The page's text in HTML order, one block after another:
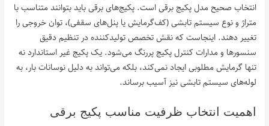
انتخاب صحیح مدل پکیج برقی است. پکیج‌های برقی باید بتوانند متناسب با
متراژ و نوع سیستم تابشی (کف‌گرمایش یا پنل‌های سقفی)، توان خروجی را
تغییر دهند. اینجاست که نقش تخصص تولیدکننده در تنظیم دقیق
سنسورها و مدارات کنترل پکیج پررنگ می‌شود. یک پکیج غیر استاندارد نه
تنها گرمایش مطلوبی ایجاد نمی‌کند، بلکه می‌تواند به دلیل نوسانات بار، به
لوله‌های سیستم تابشی نیز آسیب برساند.
اهمیت انتخاب ظرفیت مناسب پکیج برقی